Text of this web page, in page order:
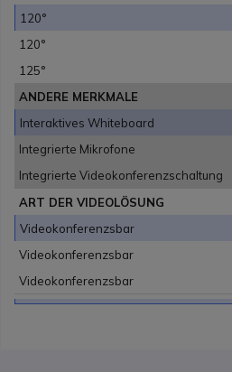
120°
120°
125°
ANDERE MERKMALE
Interaktives Whiteboard
Integrierte Mikrofone
Integrierte Videokonferenzschaltung
ART DER VIDEOLÖSUNG
Videokonferenzsbar
Videokonferenzsbar
Videokonferenzsbar